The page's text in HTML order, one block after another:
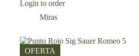
Login to order
Miras
OFERTA